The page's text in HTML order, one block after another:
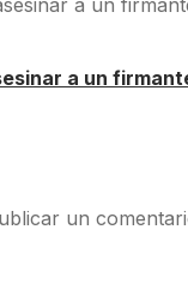
a un
un